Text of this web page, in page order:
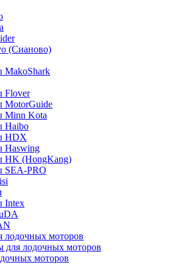
(Сианово)
MakoShark
Flover
MotorGuide
Minn Kota
Haibo
HDX
Haswing
HK (HongKang)
SEA-PRO
Intex
лодочных моторов
для лодочных моторов
моторов